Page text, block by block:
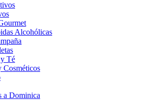
Alcohólicas
Té
Cosméticos
a Dominica